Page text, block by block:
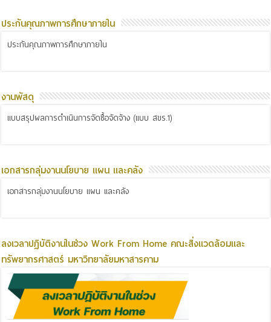
ประกันคุณภาพการศึกษาภายใน
ประกันคุณภาพการศึกษาภายใน
งานพัสดุ
แบบสรุปผลการดำเนินการจัดซื้อจัดจ้าง (แบบ สขร.1)
เอกสารกลุ่มงานนโยบาย แผน และคลัง
เอกสารกลุ่มงานนโยบาย แผน และคลัง
ลงเวลาปฏิบัติงานในช่วง Work From Home คณะสิ่งแวดล้อมและ
ทรัพยากรศาสตร์ มหาวิทยาลัยมหาสารคาม